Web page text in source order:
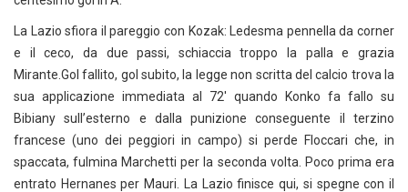
La Lazio sfiora il pareggio con Kozak: Ledesma pennella da corner
e il ceco, da due passi, schiaccia troppo la palla e grazia
Mirante.Gol fallito, gol subito, la legge non scritta del calcio trova la
sua applicazione immediata al 72′ quando Konko fa fallo su
Bibiany sull’esterno e dalla punizione conseguente il terzino
francese (uno dei peggiori in campo) si perde Floccari che, in
spaccata, fulmina Marchetti per la seconda volta. Poco prima era
entrato Hernanes per Mauri. La Lazio finisce qui, si spegne con il